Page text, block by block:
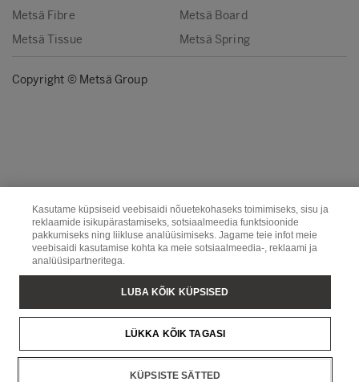
Metsä Fibre
Metsä Board
Metsä Tissue
Metsä Spring
Copyright © Metsä Group
Kasutame küpsiseid veebisaidi nõuetekohaseks toimimiseks, sisu ja
reklaamide isikupärastamiseks, sotsiaalmeedia funktsioonide
pakkumiseks ning liikluse analüüsimiseks. Jagame teie infot meie
veebisaidi kasutamise kohta ka meie sotsiaalmeedia-, reklaami ja
analüüsipartneritega.
KÜPSISTE SÄTTED
LÜKKA KÕIK TAGASI
LUBA KÕIK KÜPSISED